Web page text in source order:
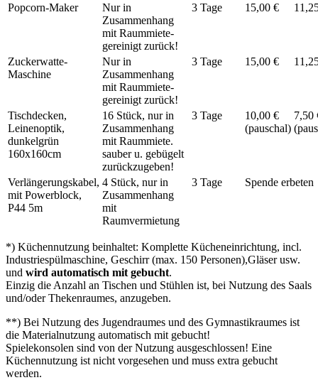
Popcorn-Maker
Nur in
Zusammenhang
mit Raummiete-
gereinigt zurück!
3 Tage 15,00 €
Zuckerwatte-
Maschine
Nur in
Zusammenhang
mit Raummiete-
gereinigt zurück!
3 Tage 15,00 €
Tischdecken,
Leinenoptik,
dunkelgrün
160x160cm
16 Stück, nur in
Zusammenhang
mit Raummiete.
sauber u. gebügelt
zurückzugeben!
3 Tage
10,00 €
(pauschal)
7,50
Verlängerungskabel,
mit Powerblock,
P44 5m
4 Stück, nur in
Zusammenhang
mit
Raumvermietung
3 Tage Spende erbeten
*) Küchennutzung beinhaltet: Komplette Kücheneinrichtung, incl.
Industriespülmaschine, Geschirr (max. 150 Personen),Gläser usw.
und wird automatisch mit gebucht.
Einzig die Anzahl an Tischen und Stühlen ist, bei Nutzung des Saals
und/oder Thekenraumes, anzugeben.
**) Bei Nutzung des Jugendraumes und des Gymnastikraumes ist
die Materialnutzung automatisch mit gebucht!
Spielekonsolen sind von der Nutzung ausgeschlossen! Eine
Küchennutzung ist nicht vorgesehen und muss extra gebucht
werden.